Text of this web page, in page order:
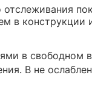
в
в свободном
В не